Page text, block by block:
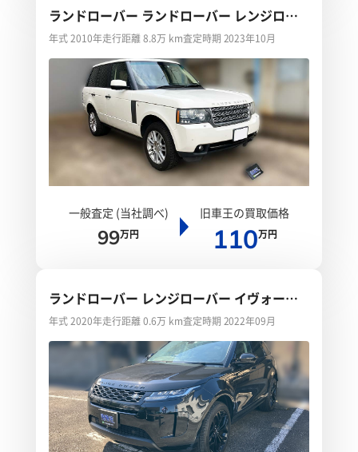
ランドローバー ランドローバー レンジロー
バーヴォーグ
年式 2010年走行距離 8.8万 km査定時期 2023年10月
一般査定 (当社調べ)
99万円
旧車王の買取価格
110万円
ランドローバー レンジローバー イヴォーク
ブラックパック
年式 2020年走行距離 0.6万 km査定時期 2022年09月